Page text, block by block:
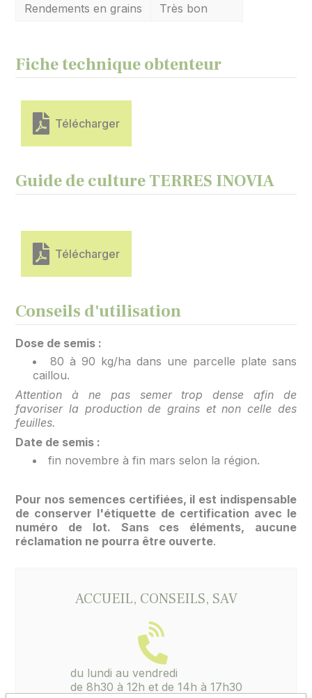
Rendements en grains
Très bon
Fiche technique obtenteur
Télécharger
Guide de culture TERRES INOVIA
Télécharger
Conseils d'utilisation
Dose de semis :
80 à 90 kg/ha dans une parcelle plate sans
caillou.
Attention à ne pas semer trop dense afin de
favoriser la production de grains et non celle des
feuilles.
Date de semis :
fin novembre à fin mars selon la région.
Pour nos semences certifiées, il est indispensable
de conserver l'étiquette de certification avec le
numéro de lot. Sans ces éléments, aucune
réclamation ne pourra être ouverte.
ACCUEIL, CONSEILS, SAV
du lundi au vendredi
de 8h30 à 12h et de 14h à 17h30